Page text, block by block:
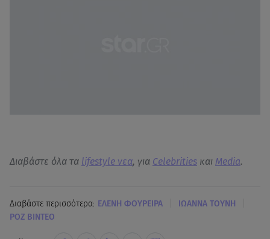
Διαβάστε όλα τα lifestyle νεα, για Celebrities και Media.
Διαβάστε περισσότερα: ΕΛΕΝΗ ΦΟΥΡΕΙΡΑ ΙΩΑΝΝΑ ΤΟΥΝΗ
ΡΟΖ ΒΙΝΤΕΟ